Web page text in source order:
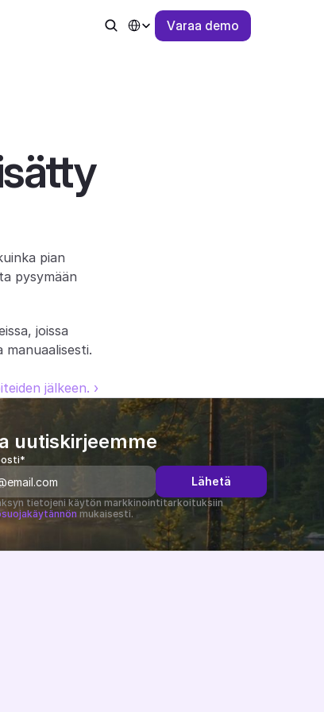
Select Language
Varaa demo
pian
pysymään
joissa
manuaalisesti.
jälkeen. ›
uutiskirjeemme
Lähetä
Hyväksyn tietojeni käytön markkinointitarkoituksiin
mukaisesti.